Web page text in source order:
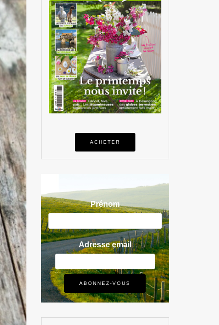
ACHETER
Prénom
Adresse email